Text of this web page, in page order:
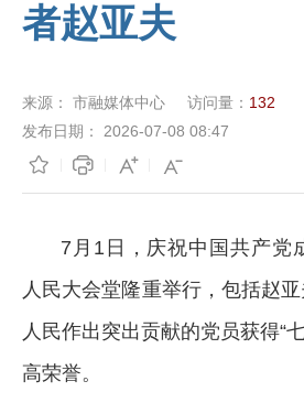
者赵亚夫
来源： 市融媒体中心 访问量： 132
发布日期：
2026-07-08 08:47
7月1日，庆祝中国共产党
人民大会堂隆重举行，包括赵
人民作出突出贡献的党员获得“
高荣誉。